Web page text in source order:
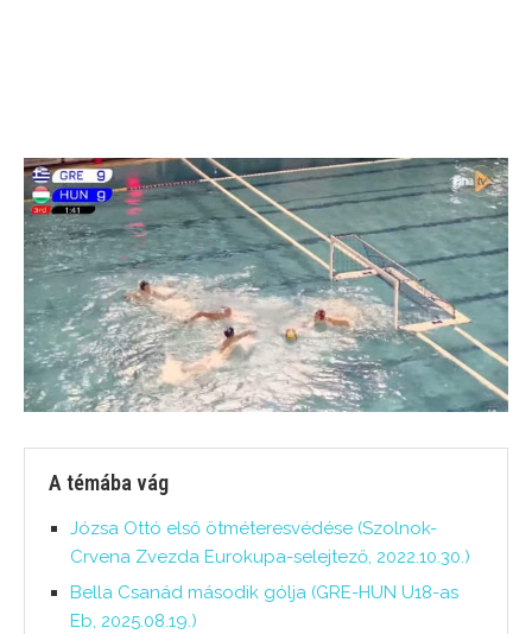
A témába vág
Józsa Ottó első ötméteresvédése (Szolnok-
Crvena Zvezda Eurokupa-selejtező, 2022.10.30.)
Bella Csanád második gólja (GRE-HUN U18-as
Eb, 2025.08.19.)